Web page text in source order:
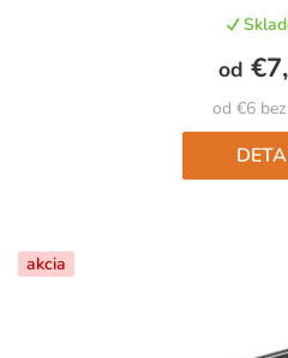
je
z
5
od €6
od
akcia